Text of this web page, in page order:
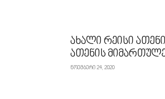
ახალი რეისი
ათენის
ნოემბერი 24, 2020